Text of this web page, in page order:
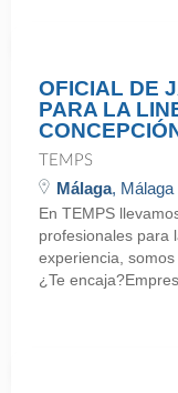
OFICIAL DE
PARA LA
TEMPS
Málaga, Málaga
En TEMPS
profesionales para
experiencia,
¿Te